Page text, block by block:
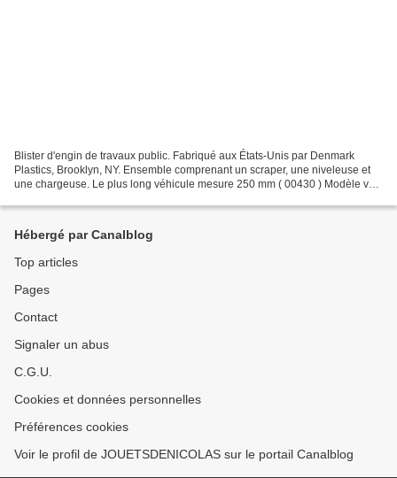
Blister d'engin de travaux public. Fabriqué aux États-Unis par Denmark
Plastics, Brooklyn, NY. Ensemble comprenant un scraper, une niveleuse et
une chargeuse. Le plus long véhicule mesure 250 mm ( 00430 ) Modèle vu
Hébergé par Canalblog
Top articles
Pages
Contact
Signaler un abus
C.G.U.
Cookies et données personnelles
Préférences cookies
Voir le profil de JOUETSDENICOLAS sur le portail Canalblog